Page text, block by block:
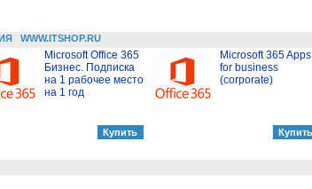
WWW.ITSHOP.RU
Microsoft Office 365
Бизнес. Подписка
на 1 рабочее место
на 1 год
Microsoft 365 Apps
for business
(corporate)